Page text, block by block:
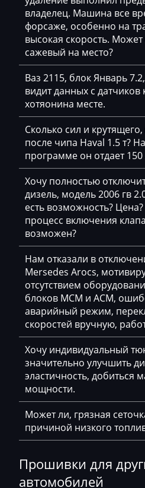
Dammann
Derways
Deutz
Dewulf
Dieci
Dodge
Dongfeng
Doosan
Doppstadt
Dynapac
EcoLog
Eggersmann
Exeed
Extreme moto
Faresin
Farmtrac
FAW
Fendt
Fiat
Ford
Foton
владелец. Машина все
форсаже, особенно на
высокая скорость.
сажевый на место?
Ваз 2115, блок Январь
видит данных с датчиков
хотяонина месте.
Сколько сил и
после чипа Haval 1.5 т?
программе он отдает
Хочу полностью
дизель, модель 2006 гв
есть возможность?
процесс включения
возможен?
Нам отказали в
Mersedes Arocs,
отсутствием
блоков MCM и ACM,
аварийный режим,
скоростей вручную,
Хочу индивидуальный
значительно улучшить
эластичность, добиться
мощности.
Может ли, грязная
причиной низкого
Прошивки для
автомобилей